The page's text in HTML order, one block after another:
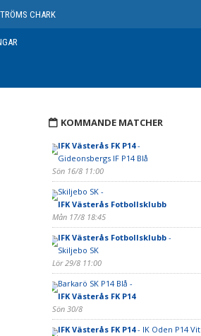
CHARK
KOMMANDE MATCHER
IFK Västerås FK P14-
Gideonsbergs IF P14 Blå
Sön 16/8 11:00
Skiljebo SK -
IFK Västerås Fotbollsklubb
Mån 17/8 18:45
IFK Västerås Fotbollsklubb-
Skiljebo SK
Lör 29/8 11:00
Barkarö SK P14 Blå -
IFK Västerås FK P14
Sön 30/8
IFK Västerås FK P14- IK Oden P14 Vit